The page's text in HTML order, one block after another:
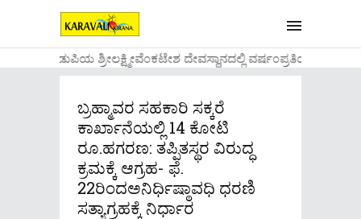
....ಉಡುಪಿಯ ಶ್ರೀಲಕ್ಷ್ಮೀವೆ೦ಕಟೇಶ ದೇವಸ್ಥಾನದಲ್ಲಿ ವರ್ಷ೦ಪ್ರತಿಯ
ಬ್ರಹ್ಮಾವರ ಸಹಕಾರಿ ಸಕ್ಕರೆ
ಕಾರ್ಖಾನೆಯಲ್ಲಿ 14 ಕೋಟಿ
ರೂ.ಹಗರಣ: ತಪ್ಪಿತಸ್ಥರ ವಿರುದ್ಧ
ಕ್ರಮಕ್ಕೆ ಆಗ್ರಹ- ಫೆ.
22ರಿಂದಅನಿರ್ಧಿಷ್ಠಾವಧಿ ಧರಣಿ
ಸತ್ಯಾಗ್ರಹಕ್ಕೆ ನಿರ್ಧಾರ